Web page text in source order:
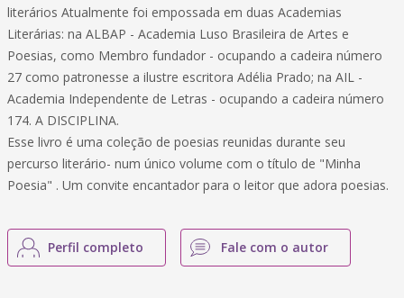
literários Atualmente foi empossada em duas Academias
Literárias: na ALBAP - Academia Luso Brasileira de Artes e
Poesias, como Membro fundador - ocupando a cadeira número
27 como patronesse a ilustre escritora Adélia Prado; na AIL -
Academia Independente de Letras - ocupando a cadeira número
174. A DISCIPLINA.
Esse livro é uma coleção de poesias reunidas durante seu
percurso literário- num único volume com o título de "Minha
Poesia" . Um convite encantador para o leitor que adora poesias.
Perfil completo Fale com o autor